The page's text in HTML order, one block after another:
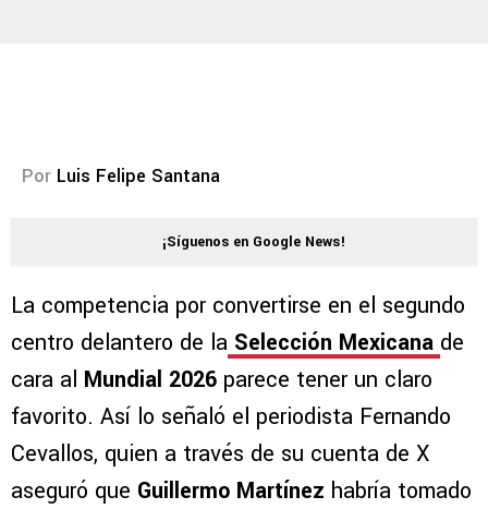
Por Luis Felipe Santana
¡Síguenos en Google News!
La competencia por convertirse en el segundo
centro delantero de la Selección Mexicana de
cara al Mundial 2026 parece tener un claro
favorito. Así lo señaló el periodista Fernando
Cevallos, quien a través de su cuenta de X
aseguró que Guillermo Martínez habría tomado